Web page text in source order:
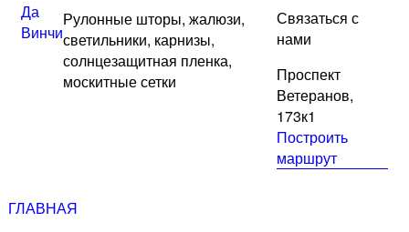
Да
Винчи
Рулонные шторы, жалюзи,
светильники, карнизы,
солнцезащитная пленка,
москитные сетки
Связаться с
нами
Проспект
Ветеранов,
173к1
Построить
маршрут
ГЛАВНАЯ